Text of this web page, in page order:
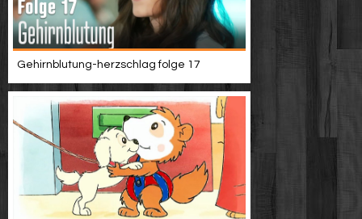
Gehirnblutung-herzschlag folge 17